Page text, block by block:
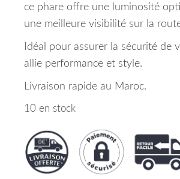
ce phare offre une luminosité
une meilleure visibilité sur la
Idéal pour assurer la sécurité de
allie performance et style.
Livraison rapide au Maroc.
10 en stock